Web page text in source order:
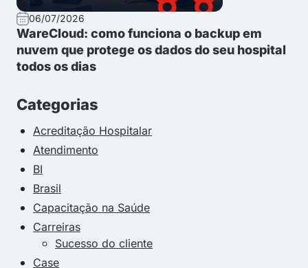
06/07/2026
WareCloud: como funciona o backup em
nuvem que protege os dados do seu hospital
todos os dias
Categorias
Acreditação Hospitalar
Atendimento
BI
Brasil
Capacitação na Saúde
Carreiras
Sucesso do cliente
Case